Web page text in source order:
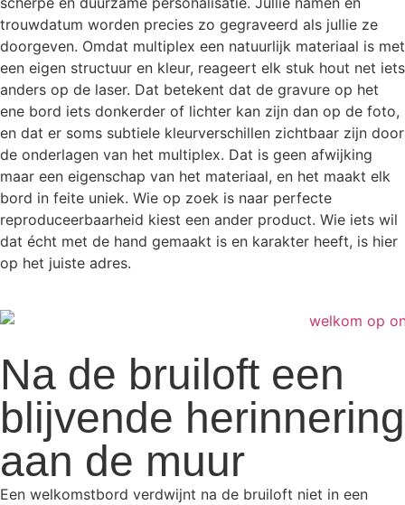
trouwdatum worden precies zo gegraveerd als jullie ze
doorgeven. Omdat multiplex een natuurlijk materiaal is met
een eigen structuur en kleur, reageert elk stuk hout net iets
anders op de laser. Dat betekent dat de gravure op het
ene bord iets donkerder of lichter kan zijn dan op de foto,
en dat er soms subtiele kleurverschillen zichtbaar zijn door
de onderlagen van het multiplex. Dat is geen afwijking
maar een eigenschap van het materiaal, en het maakt elk
bord in feite uniek. Wie op zoek is naar perfecte
reproduceerbaarheid kiest een ander product. Wie iets wil
dat écht met de hand gemaakt is en karakter heeft, is hier
op het juiste adres.
Na de bruiloft een
blijvende herinnering
aan de muur
Een welkomstbord verdwijnt na de bruiloft niet in een